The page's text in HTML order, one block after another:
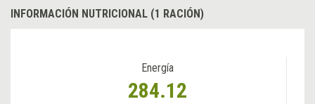
INFORMACIÓN NUTRICIONAL (1 RACIÓN)
Energía
284.12